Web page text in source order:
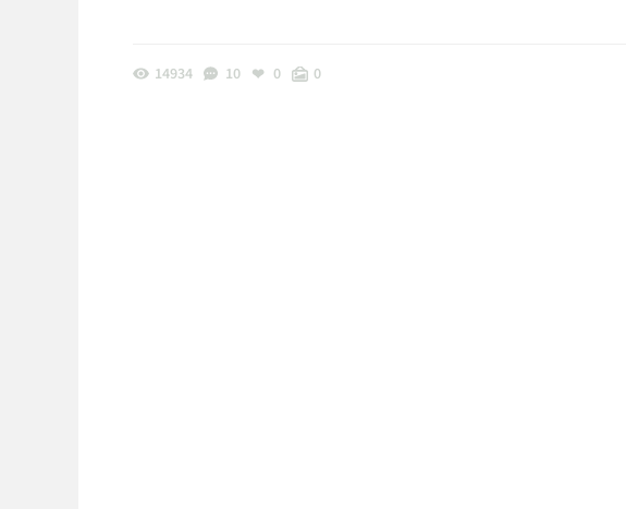
14934 10 0 0